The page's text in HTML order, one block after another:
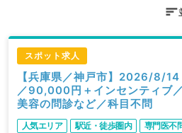
スポット求人
【兵庫県／神戸市】2026/8/
／90,000円＋インセンティブ
美容の問診など／科目不問
人気エリア 駅近・徒歩圏内 専門医不